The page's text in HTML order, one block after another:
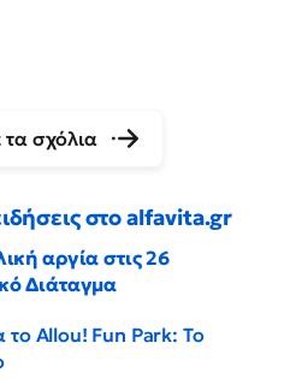
τα σχόλια
στο alfavita.gr
αργία στις 26
Διάταγμα
το Allou! Fun Park: Το